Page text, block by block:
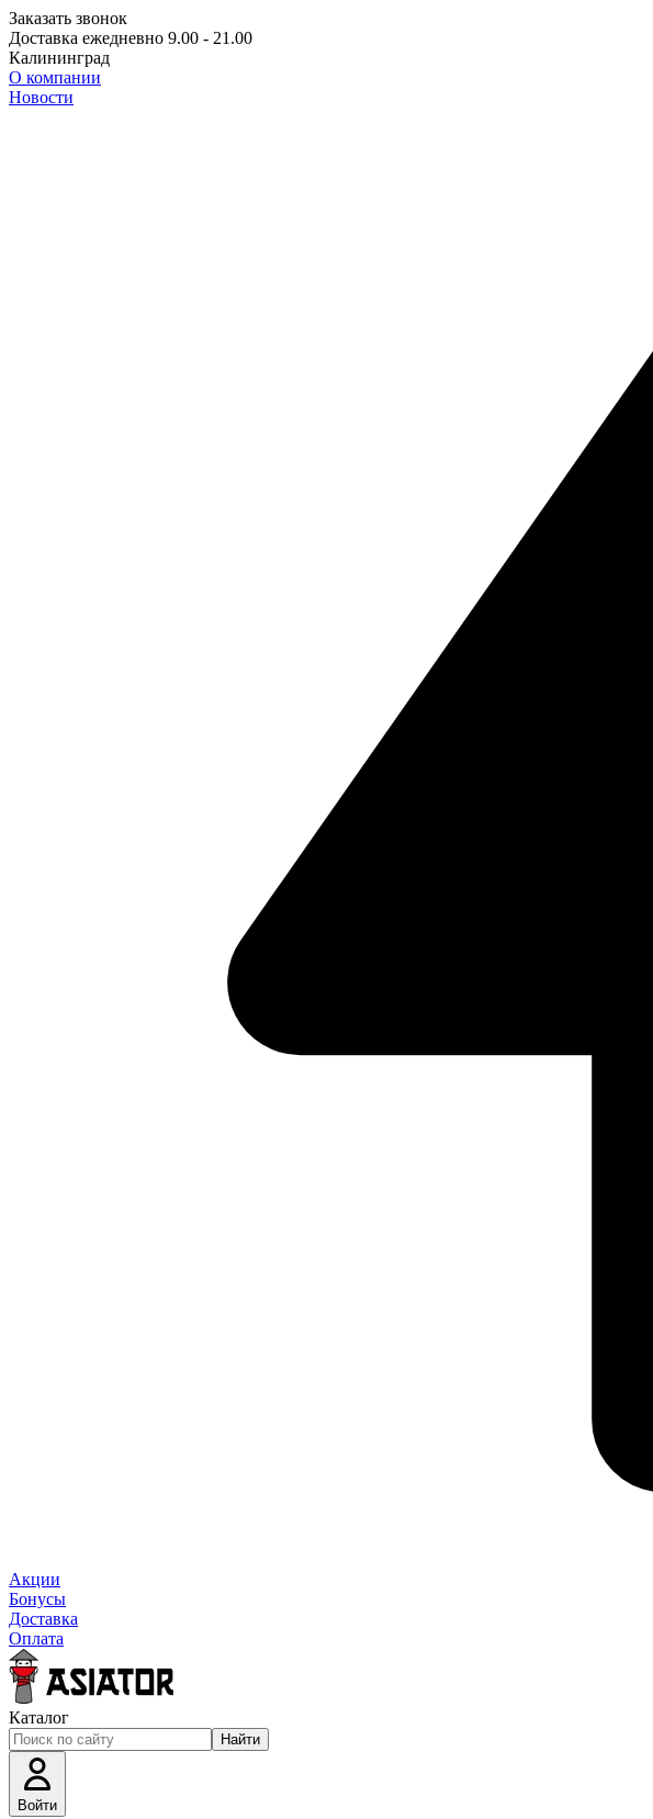
Заказать звонок
Доставка ежедневно 9.00 - 21.00
Калининград
О компании
Новости
Акции
Бонусы
Доставка
Оплата
Каталог
Найти
Войти